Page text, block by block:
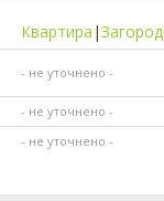
Квартира |
- не уточнено -
- не уточнено -
- не уточнено -